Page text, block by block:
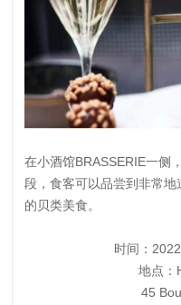
在小酒馆BRASSERIE一侧
段，食客可以品尝到非常
的贝类美食。
时间：
地点：
45